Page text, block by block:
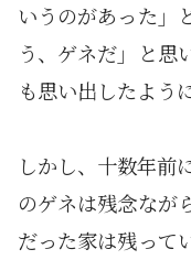
いうのがあった」
う、ゲネだ」と思
も思い出したよう
しかし、十数年前
のゲネは残念なが
だった家は残って